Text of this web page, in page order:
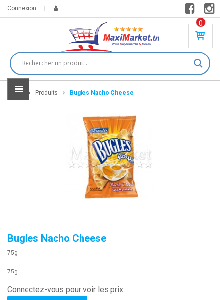
Connexion
0
PR
DU
IT(
S)
Home Produits Bugles Nacho Cheese
Bugles Nacho Cheese
75g
75g
Connectez-vous pour voir les prix